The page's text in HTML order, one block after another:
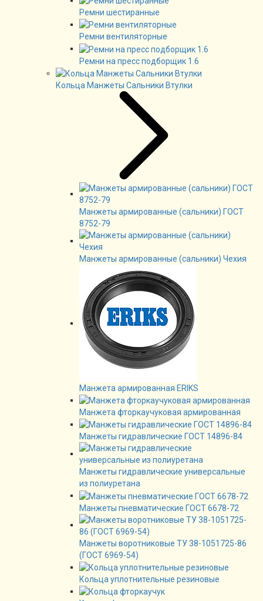
Ремни шестиранные
Ремни вентиляторные
Ремни на пресс подборщик 1.6
Кольца Манжеты Сальники Втулки
Манжеты армированные (сальники) ГОСТ
8752-79
Манжеты армированные (сальники) Чехия
Манжета армированная ERIKS
Манжета фторкаучуковая армированная
Манжеты гидравлические ГОСТ 14896-84
Манжеты гидравлические универсальные
из полиуретана
Манжеты пневматические ГОСТ 6678-72
Манжеты воротниковые ТУ 38-1051725-86
(ГОСТ 6969-54)
Кольца уплотнительные резиновые